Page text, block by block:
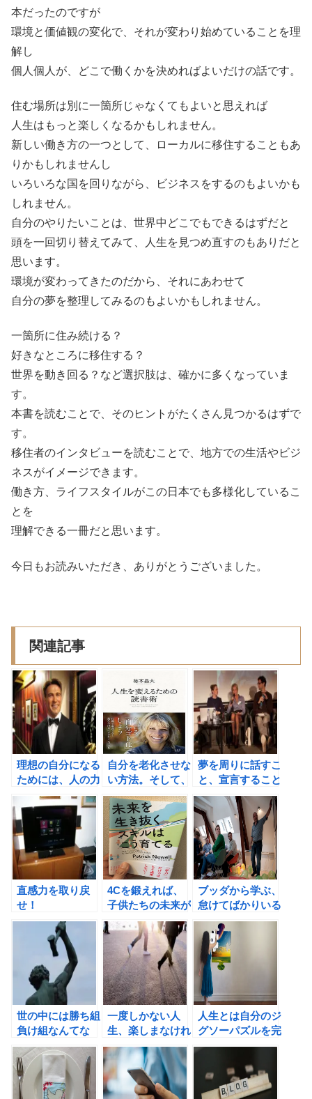
本だったのですが
環境と価値観の変化で、それが変わり始めていることを理
解し
個人個人が、どこで働くかを決めればよいだけの話です。
住む場所は別に一箇所じゃなくてもよいと思えれば
人生はもっと楽しくなるかもしれません。
新しい働き方の一つとして、ローカルに移住することもあ
りかもしれませんし
いろいろな国を回りながら、ビジネスをするのもよいかも
しれません。
自分のやりたいことは、世界中どこでもできるはずだと
頭を一回切り替えてみて、人生を見つめ直すのもありだと
思います。
環境が変わってきたのだから、それにあわせて
自分の夢を整理してみるのもよいかもしれません。
一箇所に住み続ける？
好きなところに移住する？
世界を動き回る？など選択肢は、確かに多くなっていま
す。
本書を読むことで、そのヒントがたくさん見つかるはずで
す。
移住者のインタビューを読むことで、地方での生活やビジ
ネスがイメージできます。
働き方、ライフスタイルがこの日本でも多様化しているこ
とを
理解できる一冊だと思います。
今日もお読みいただき、ありがとうございました。
関連記事
理想の自分になる
ためには、人の力
を借りよう！
自分を老化させな
い方法。そして、
新刊「人生を変え
るための読書術」
のご案内
夢を周りに話すこ
と、宣言すること
で、一体何が起こ
るのか？
直感力を取り戻
せ！
4Cを鍛えれば、
子供たちの未来が
楽しくなる！未来
を生き抜くスキル
はこう育てる（パ
トリック・ニュウ
エル著）の書評
ブッダから学ぶ、
怠けてばかりいる
人から抜け出す方
法
世の中には勝ち組
負け組なんてな
い。「やった組」
と 「やらなかっ
た組」しか存在し
ない！
一度しかない人
生、楽しまなけれ
ば損だ！
人生とは自分のジ
グソーパズルを完
成させることだ！
よう。